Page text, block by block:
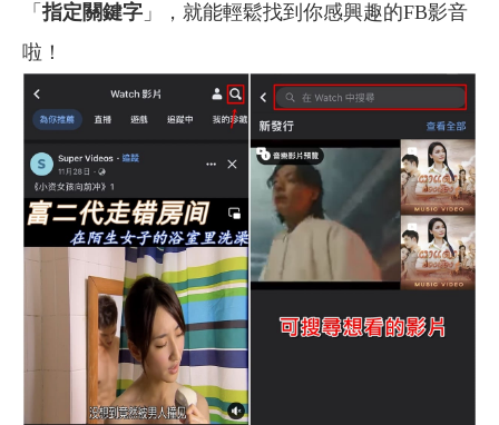
「指定關鍵字 」，就能輕鬆找到你感興趣的FB影音
啦！